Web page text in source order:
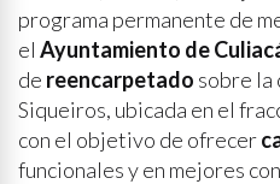
programa permanente de
el Ayuntamiento de
de reencarpetado sobre la
Siqueiros, ubicada en el
con el objetivo de ofrecer
funcionales y en mejores